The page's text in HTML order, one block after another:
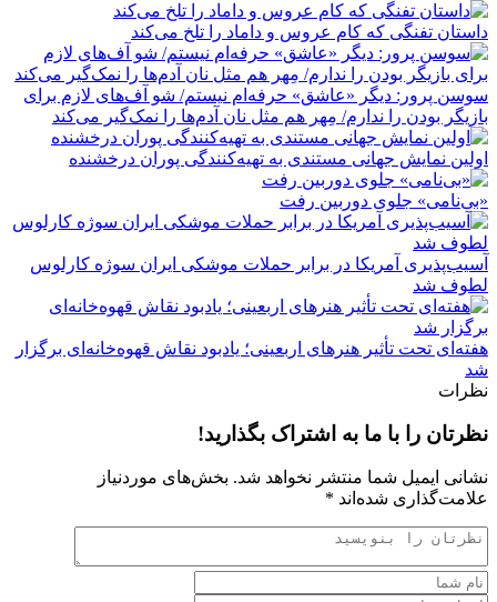
داستان تفنگی که کام عروس و داماد را تلخ می‌کند
سوسن پرور: دیگر «عاشق» حرفه‌ام نیستم/ شو آف‌های لازم برای
بازیگر بودن را ندارم/ مِهر هم مثل نان آدم‌ها را نمک‌گیر می‌کند
اولین نمایش جهانی مستندی به تهیه‌کنندگی پوران درخشنده
«بی‌نامی» جلوی دوربین رفت
آسیب‌پذیری آمریکا در برابر حملات موشکی ایران سوژه کارلوس
لطوف شد
هفته‌ای تحت تأثیر هنرهای اربعینی؛ یادبود نقاش قهوه‌خانه‌ای برگزار
شد
نظرات
نظرتان را با ما به اشتراک بگذارید!
نشانی ایمیل شما منتشر نخواهد شد. بخش‌های موردنیاز
علامت‌گذاری شده‌اند *